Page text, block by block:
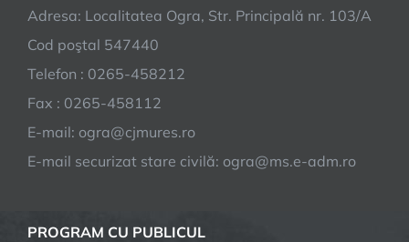
Adresa: Localitatea Ogra, Str. Principală nr. 103/A
Cod poştal 547440
Telefon : 0265-458212
Fax : 0265-458112
E-mail: ogra@cjmures.ro
E-mail securizat stare civilă: ogra@ms.e-adm.ro
PROGRAM CU PUBLICUL